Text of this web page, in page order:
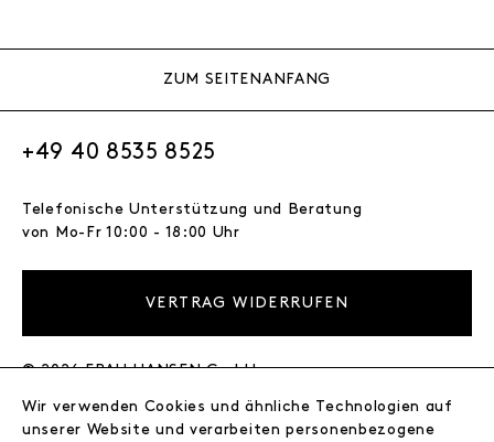
ZUM SEITENANFANG
+49 40 8535 8525
Telefonische Unterstützung und Beratung
von Mo-Fr 10:00 - 18:00 Uhr
VERTRAG WIDERRUFEN
© 2026 FRAU HANSEN GmbH
Wir verwenden Cookies und ähnliche Technologien auf
unserer Website und verarbeiten personenbezogene